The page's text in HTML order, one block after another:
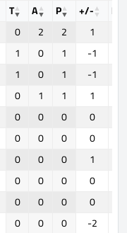
T A P +/-
0 2 2 1
1 0 1 -1
1 0 1 -1
0 1 1 1
0 0 0 0
0 0 0 0
0 0 0 1
0 0 0 0
0 0 0 0
0 0 0 -2